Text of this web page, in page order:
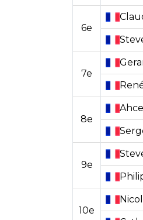
6e
7e
8e
9e
10e